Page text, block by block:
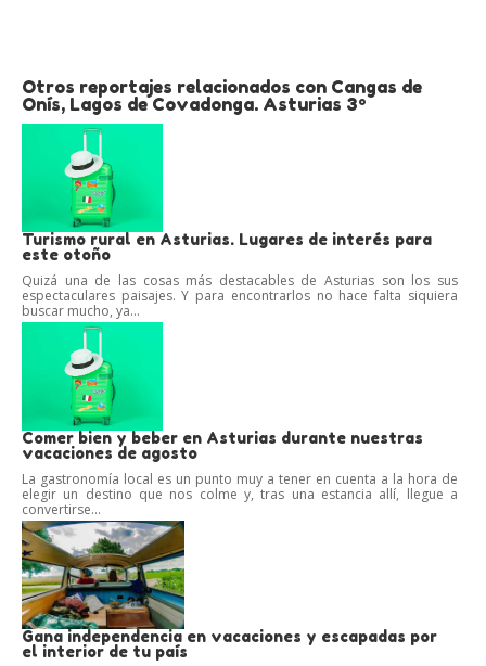
Otros reportajes relacionados con Cangas de
Onís, Lagos de Covadonga. Asturias 3º
Turismo rural en Asturias. Lugares de interés para
este otoño
Quizá una de las cosas más destacables de Asturias son los sus
espectaculares paisajes. Y para encontrarlos no hace falta siquiera
buscar mucho, ya...
Comer bien y beber en Asturias durante nuestras
vacaciones de agosto
La gastronomía local es un punto muy a tener en cuenta a la hora de
elegir un destino que nos colme y, tras una estancia allí, llegue a
convertirse...
Gana independencia en vacaciones y escapadas por
el interior de tu país